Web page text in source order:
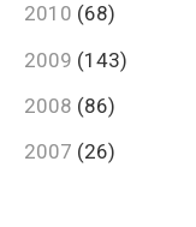
2010 (68)
2009 (143)
2008 (86)
2007 (26)